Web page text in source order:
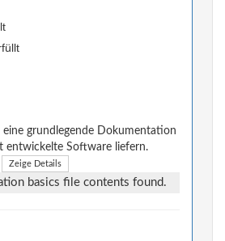
eine grundlegende Dokumentation
entwickelte Software liefern.
Zeige Details
basics file contents found.